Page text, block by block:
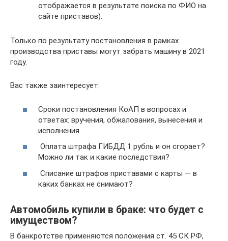
отображается в результате поиска по ФИО на
сайте приставов).
Только по результату постановления в рамках
производства приставы могут забрать машину в 2021
году.
Вас также заинтересует:
Сроки постановления КоАП в вопросах и
ответах: вручения, обжалования, вынесения и
исполнения
Оплата штрафа ГИБДД 1 рубль и он сгорает?
Можно ли так и какие последствия?
Списание штрафов приставами с карты — в
каких банках не снимают?
Автомобиль купили в браке: что будет с
имуществом?
В банкротстве применяются положения ст. 45 СК РФ,